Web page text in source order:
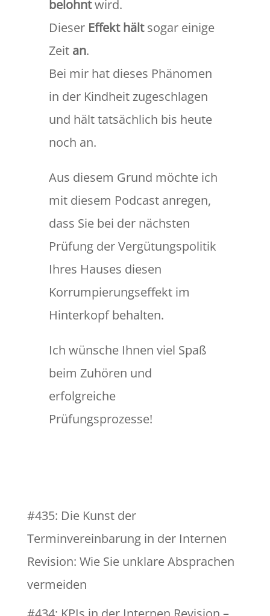
belohntwird.
Dieser Effekt hältsogar einige
Zeit an.
Bei mir hat dieses Phänomen
in der Kindheit zugeschlagen
und hält tatsächlich bis heute
noch an.
Aus diesem Grund möchte ich
mit diesem Podcast anregen,
dass Sie bei der nächsten
Prüfung der Vergütungspolitik
Ihres Hauses diesen
Korrumpierungseffekt im
Hinterkopf behalten.
Ich wünsche Ihnen viel Spaß
beim Zuhören und
erfolgreiche
Prüfungsprozesse!
#435: Die Kunst der
Terminvereinbarung in der Internen
Revision: Wie Sie unklare Absprachen
vermeiden